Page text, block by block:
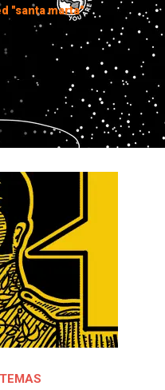
"santa marta"